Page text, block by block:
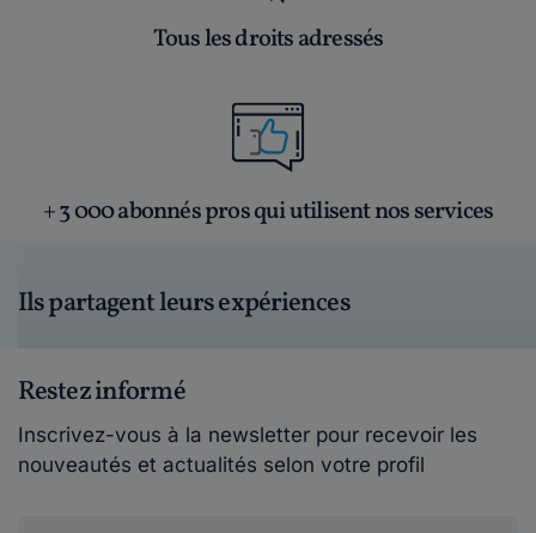
Tous les droits adressés
+ 3 000 abonnés pros qui utilisent nos services
Ils partagent leurs expériences
Restez informé
Inscrivez-vous à la newsletter pour recevoir les
nouveautés et actualités selon votre profil